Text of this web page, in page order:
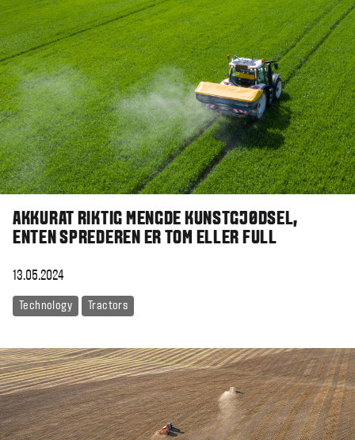
AKKURAT RIKTIG MENGDE KUNSTGJØDSEL,
ENTEN SPREDEREN ER TOM ELLER FULL
13.05.2024
Technology Tractors